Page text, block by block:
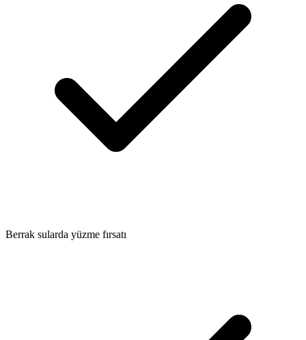
Berrak sularda yüzme fırsatı